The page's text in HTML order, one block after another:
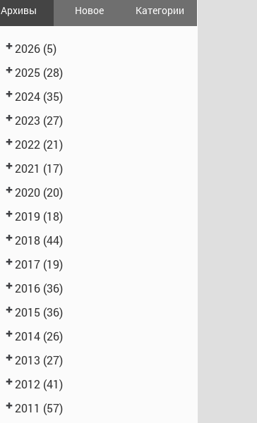
Архивы Новое Категории
2026 (5)
2025 (28)
2024 (35)
2023 (27)
2022 (21)
2021 (17)
2020 (20)
2019 (18)
2018 (44)
2017 (19)
2016 (36)
2015 (36)
2014 (26)
2013 (27)
2012 (41)
2011 (57)